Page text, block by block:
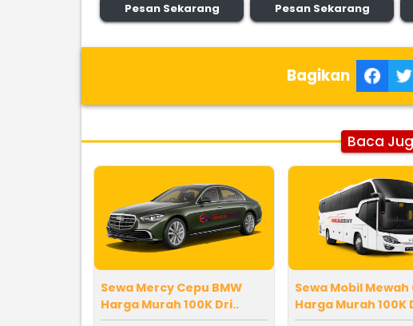
Pesan Sekarang Pesan Sekarang
Bagikan
Baca
Sewa Mercy Cepu BMW
Harga Murah 100K Dri..
Sewa Mobil Mewah
Harga Murah 100K